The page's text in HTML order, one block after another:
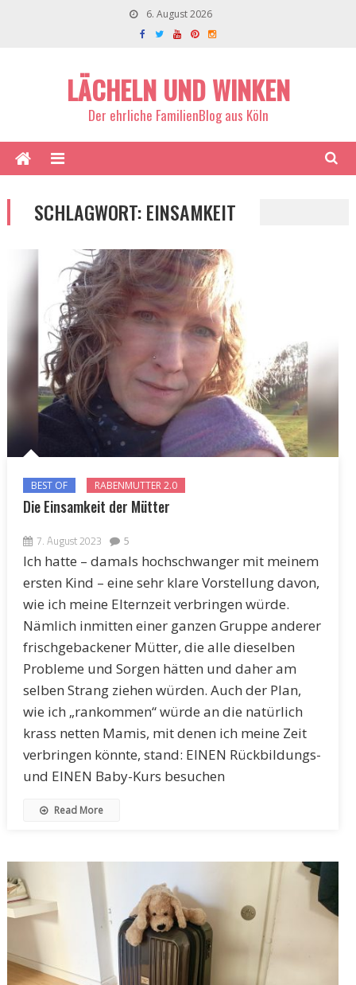
6. August 2026
LÄCHELN UND WINKEN
Der ehrliche FamilienBlog aus Köln
SCHLAGWORT:EINSAMKEIT
BEST OF RABENMUTTER 2.0
Die Einsamkeit der Mütter
7. August 2023 5
Ich hatte – damals hochschwanger mit meinem
ersten Kind – eine sehr klare Vorstellung davon,
wie ich meine Elternzeit verbringen würde.
Nämlich inmitten einer ganzen Gruppe anderer
frischgebackener Mütter, die alle dieselben
Probleme und Sorgen hätten und daher am
selben Strang ziehen würden. Auch der Plan,
wie ich „rankommen“ würde an die natürlich
krass netten Mamis, mit denen ich meine Zeit
verbringen könnte, stand: EINEN Rückbildungs-
und EINEN Baby-Kurs besuchen
Read More